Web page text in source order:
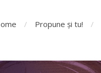
Propune și tu!